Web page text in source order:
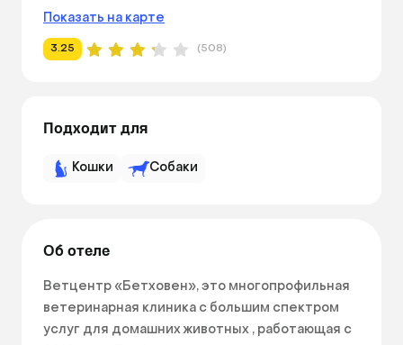
Показать на карте
3.25 (508)
Подходит для
Кошки Собаки
Об отеле
Ветцентр «Бетховен», это многопрофильная
ветеринарная клиника с большим спектром
услуг для домашних животных , работающая с